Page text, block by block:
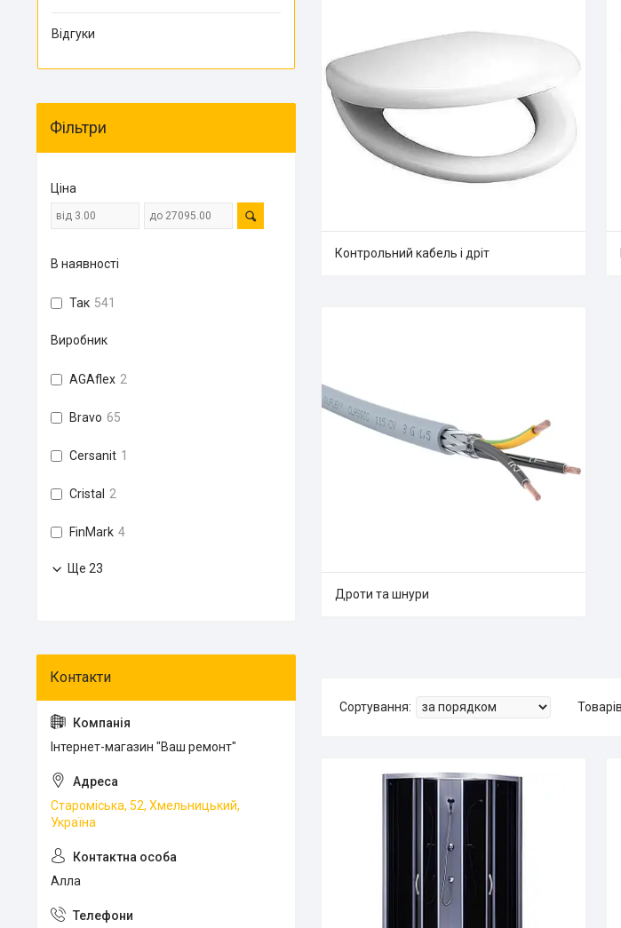
Контрольний кабель і дріт
Дроти та шнури
Відгуки
Фільтри
Ціна
В наявності
Так 541
Виробник
AGAflex 2
Bravo 65
Cersanit 1
Cristal 2
FinMark 4
Ще 23
Інтернет-магазин "Ваш ремонт"
Староміська, 52, Хмельницький,
Україна
Алла